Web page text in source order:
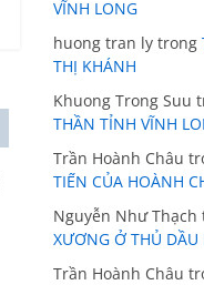
VĨNH LONG
huong tran ly trong
THỊ KHÁNH
Khuong Trong Suu
THẦN TỈNH VĨNH
Trần Hoành Châu
TIẾN CỦA HOÀNH
Nguyễn Như Thạch
XƯƠNG Ở THỦ DẦU
Trần Hoành Châu